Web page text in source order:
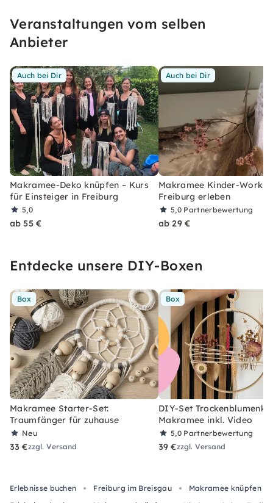
Veranstaltungen vom selben
Anbieter
Auch bei Dir
Makramee-Deko knüpfen – Kurs
für Einsteiger in Freiburg
5,0
ab 55 €
Auch bei Dir
Makramee Kinder-
Freiburg erleben
5,0 Partnerbewertung
ab 29 €
Entdecke unsere DIY-Boxen
Box
Makramee Starter-Set:
Traumfänger für zuhause
Neu
33 €zzgl. Versand
Box
DIY-Set
Makramee inkl. Video
5,0 Partnerbewertung
39 €zzgl. Versand
Erlebnisse buchen Freiburg im Breisgau
Makramee knüpfen